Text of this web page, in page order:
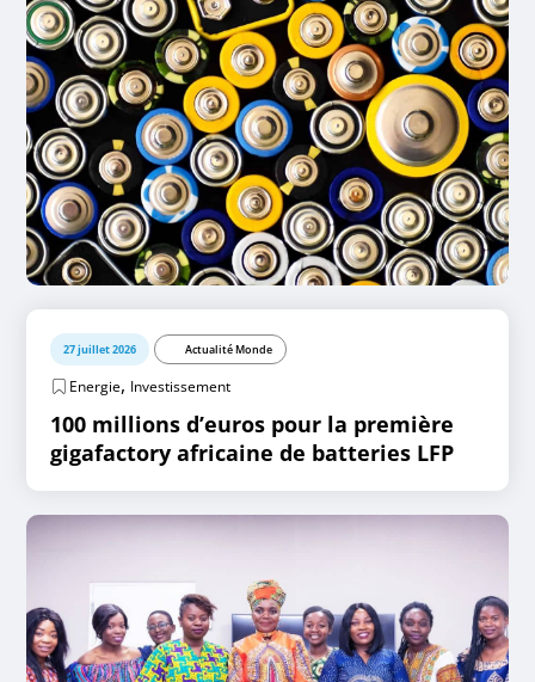
27 juillet 2026 Actualité Monde
Energie, Investissement
100 millions d’euros pour la première
gigafactory africaine de batteries LFP